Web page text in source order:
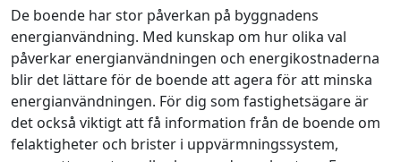
De boende har stor påverkan på byggnadens
energianvändning. Med kunskap om hur olika val
påverkar energianvändningen och energikostnaderna
blir det lättare för de boende att agera för att minska
energianvändningen. För dig som fastighetsägare är
det också viktigt att få information från de boende om
felaktigheter och brister i uppvärmningssystem,